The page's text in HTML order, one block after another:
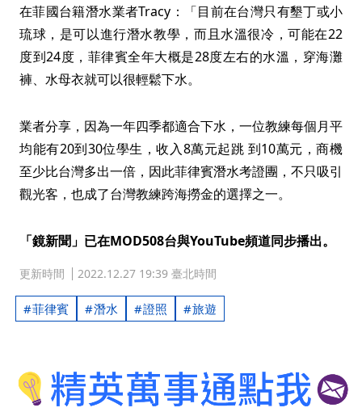
在菲國台籍潛水業者Tracy：「目前在台灣只有墾丁或小
琉球，是可以進行潛水教學，而且水溫很冷，可能在22
度到24度，菲律賓全年大概是28度左右的水溫，穿海灘
褲、水母衣就可以很輕鬆下水。
業者分享，因為一年四季都適合下水，一位教練每個月平
均能有20到30位學生，收入8萬元起跳 到10萬元，商機
至少比台灣多出一倍，因此菲律賓潛水考證團，不只吸引
觀光客，也成了台灣教練跨海撈金的選擇之一。
「鏡新聞」已在MOD508台與YouTube頻道同步播出。
更新時間 2022.12.27 19:39 臺北時間
菲律賓 潛水 證照 旅遊